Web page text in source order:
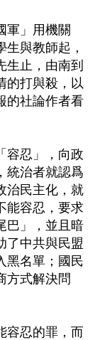
軍」用機關
與教師起，
生止，由南到
的打與殺，以
的社論作者看
容忍」，向政
統治者就認爲
治民主化，就
能容忍，要求
巴」，並且暗
了中共與民盟
黑名單；國民
方式解決問
容忍的罪，而